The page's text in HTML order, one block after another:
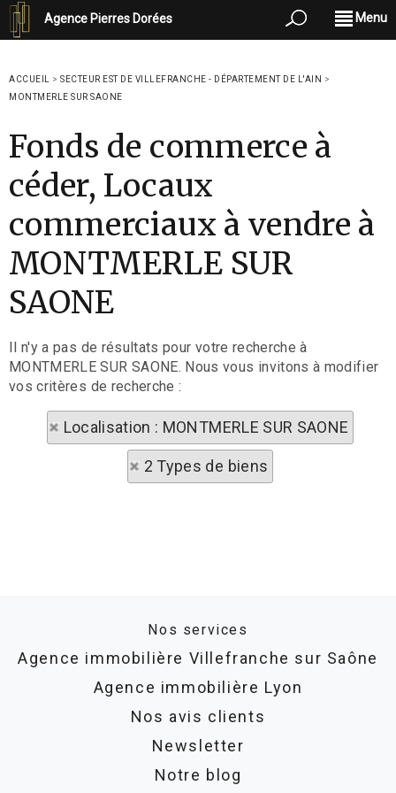
Agence Pierres Dorées Menu
ACCUEIL > SECTEUR EST DE VILLEFRANCHE - DÉPARTEMENT DE L'AIN >
MONTMERLE SUR SAONE
Fonds de commerce à
céder, Locaux
commerciaux à vendre à
MONTMERLE SUR
SAONE
Il n'y a pas de résultats pour votre recherche à
MONTMERLE SUR SAONE. Nous vous invitons à modifier
vos critères de recherche :
Localisation : MONTMERLE SUR SAONE
2 Types de biens
Nos services
Agence immobilière Villefranche sur Saône
Agence immobilière Lyon
Nos avis clients
Newsletter
Notre blog